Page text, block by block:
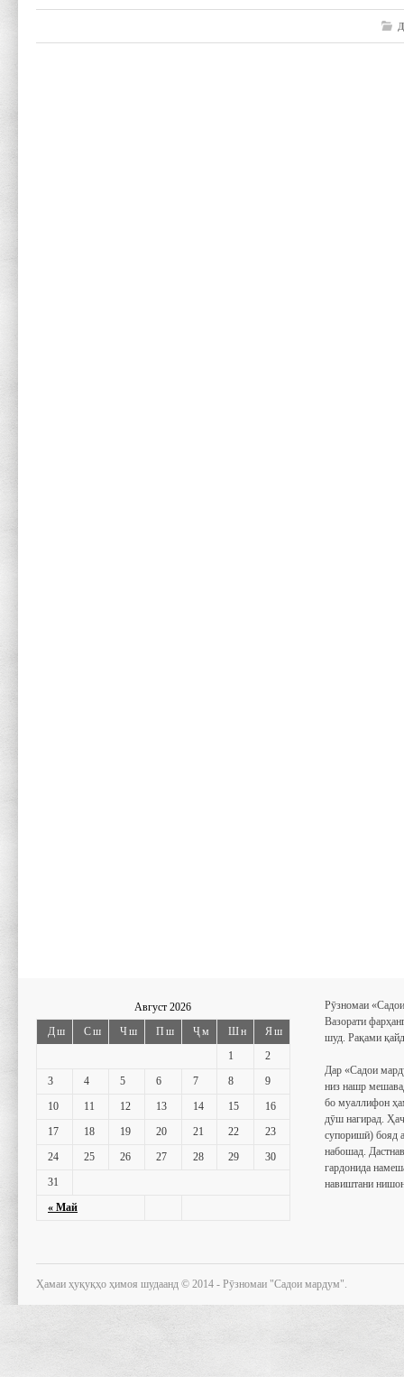
Август 2026
Дш
Сш Чш Пш Ҷм Шн Яш
« Май
1
2
3
4 5 6 7 8
9
10
11 12 13 14 15
16
17
18 19 20 21 22
23
24
25 26 27 28 29
30
31
Рӯзномаи
Вазорати
шуд. Рақами
Дар «Садои
низ нашр
бо муаллифон
дӯш нагирад.
супоришӣ) бояд
набошад.
гардонида
навиштани
Ҳамаи ҳуқуқҳо ҳимоя шудаанд © 2014 - Рӯзномаи "Садои мардум".